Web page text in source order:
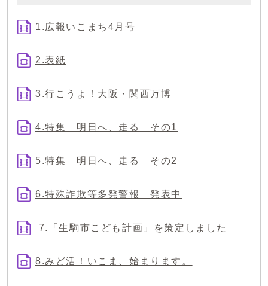
1.広報いこまち4月号
2.表紙
3.行こうよ！大阪・関西万博
4.特集 明日へ、走る その1
5.特集 明日へ、走る その2
6.特殊詐欺等多発警報 発表中
7.「生駒市こども計画」を策定しました
8.みど活！いこま、始まります。